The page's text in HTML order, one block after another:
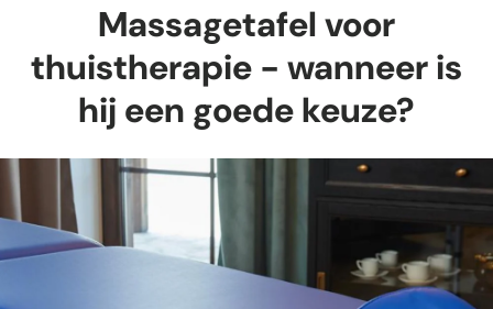
Massagetafel voor
thuistherapie - wanneer is
hij een goede keuze?